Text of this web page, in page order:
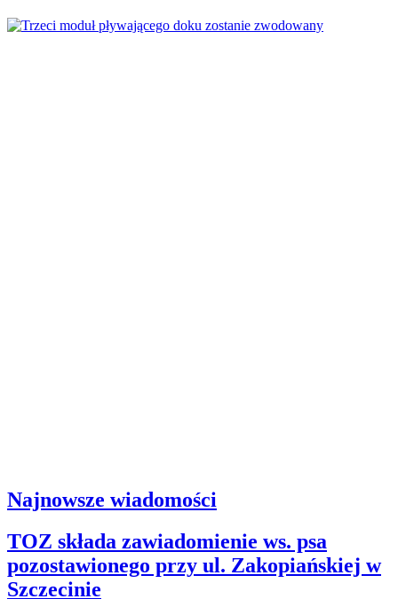
Najnowsze wiadomości
TOZ składa zawiadomienie ws. psa
pozostawionego przy ul. Zakopiańskiej w
Szczecinie